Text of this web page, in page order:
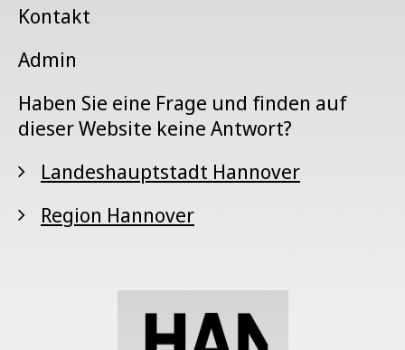
Kontakt
Admin
Haben Sie eine Frage und finden auf
dieser Website keine Antwort?
Landeshauptstadt Hannover
Region Hannover